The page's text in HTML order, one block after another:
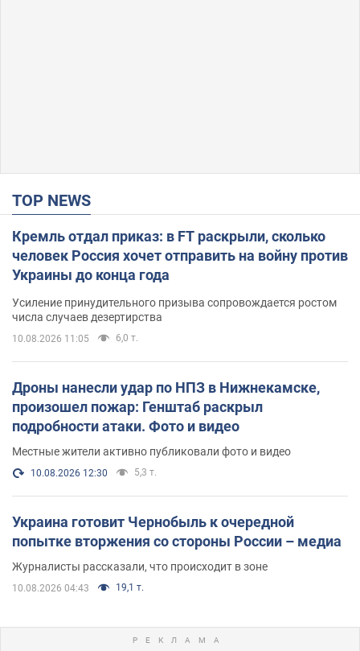
TOP NEWS
Кремль отдал приказ: в FT раскрыли, сколько
человек Россия хочет отправить на войну против
Украины до конца года
Усиление принудительного призыва сопровождается ростом
числа случаев дезертирства
10.08.2026 11:05 6,0 т.
Дроны нанесли удар по НПЗ в Нижнекамске,
произошел пожар: Генштаб раскрыл
подробности атаки. Фото и видео
Местные жители активно публиковали фото и видео
10.08.2026 12:30 5,3 т.
Украина готовит Чернобыль к очередной
попытке вторжения со стороны России – медиа
Журналисты рассказали, что происходит в зоне
10.08.2026 04:43 19,1 т.